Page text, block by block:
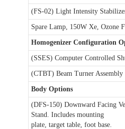
(FS-02) Light Intensity
Spare Lamp, 150W Xe, Ozone
Homogenizer Configuration
(SSES) Computer Controlled
(CTBT) Beam Turner Assembly
Body Options
(DFS-150) Downward Facing
Stand. Includes mounting
plate, target table, foot base.